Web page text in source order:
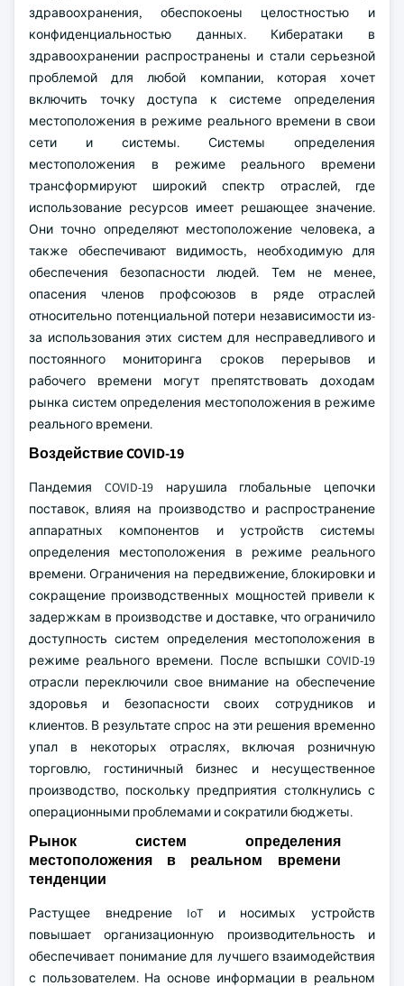
здравоохранения, обеспокоены целостностью и
конфиденциальностью данных. Кибератаки в
здравоохранении распространены и стали серьезной
проблемой для любой компании, которая хочет
включить точку доступа к системе определения
местоположения в режиме реального времени в свои
сети и системы. Системы определения
местоположения в режиме реального времени
трансформируют широкий спектр отраслей, где
использование ресурсов имеет решающее значение.
Они точно определяют местоположение человека, а
также обеспечивают видимость, необходимую для
обеспечения безопасности людей. Тем не менее,
опасения членов профсоюзов в ряде отраслей
относительно потенциальной потери независимости из-
за использования этих систем для несправедливого и
постоянного мониторинга сроков перерывов и
рабочего времени могут препятствовать доходам
рынка систем определения местоположения в режиме
реального времени.
Воздействие COVID-19
Пандемия COVID-19 нарушила глобальные цепочки
поставок, влияя на производство и распространение
аппаратных компонентов и устройств системы
определения местоположения в режиме реального
времени. Ограничения на передвижение, блокировки и
сокращение производственных мощностей привели к
задержкам в производстве и доставке, что ограничило
доступность систем определения местоположения в
режиме реального времени. После вспышки COVID-19
отрасли переключили свое внимание на обеспечение
здоровья и безопасности своих сотрудников и
клиентов. В результате спрос на эти решения временно
упал в некоторых отраслях, включая розничную
торговлю, гостиничный бизнес и несущественное
производство, поскольку предприятия столкнулись с
операционными проблемами и сократили бюджеты.
Рынок систем определения
местоположения в реальном времени
тенденции
Растущее внедрение IoT и носимых устройств
повышает организационную производительность и
обеспечивает понимание для лучшего взаимодействия
с пользователем. На основе информации в реальном